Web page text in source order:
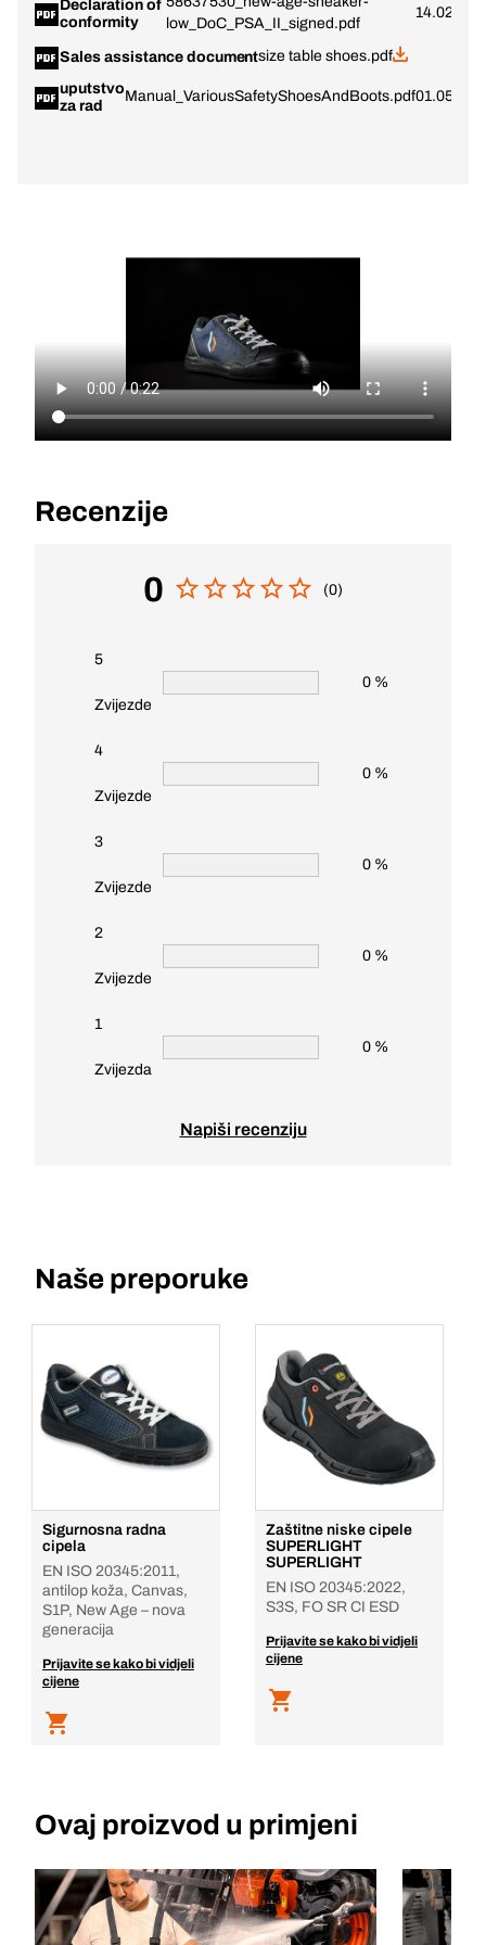
Declaration of
conformity
low_DoC_PSA_II_signed.pdf
Sales assistance documentsize table shoes.pdf
uputstvo
za rad
Manual_VariousSafetyShoesAndBoots.pdf
Recenzije
0 (0)
5
Zvijezde
0 %
4
Zvijezde
0 %
3
Zvijezde
0 %
2
Zvijezde
0 %
1
Zvijezda
0 %
Napiši recenziju
Naše preporuke
Sigurnosna radna
cipela
EN ISO 20345:2011,
antilop koža, Canvas,
S1P, New Age – nova
generacija
Prijavite se kako bi vidjeli
cijene
Zaštitne niske cipele
SUPERLIGHT
SUPERLIGHT
EN ISO 20345:2022,
S3S, FO SR CI ESD
Prijavite se kako bi vidjeli
cijene
Ovaj proizvod u primjeni